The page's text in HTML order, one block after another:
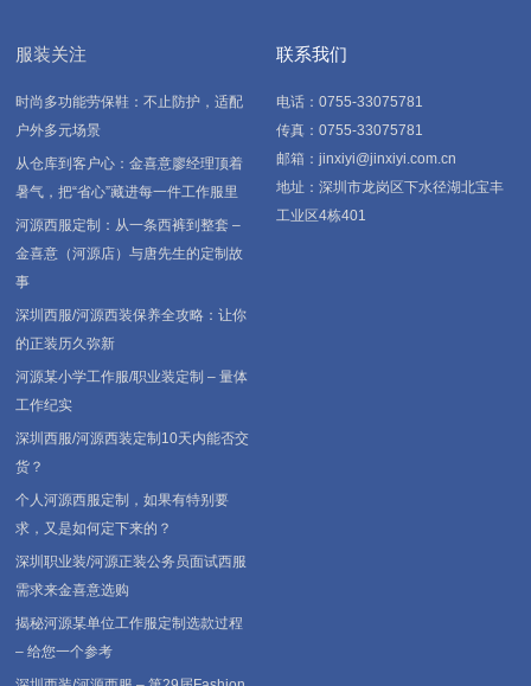
服装关注
时尚多功能劳保鞋：不止防护，适配
户外多元场景
从仓库到客户心：金喜意廖经理顶着
暑气，把“省心”藏进每一件工作服里
河源西服定制：从一条西裤到整套 –
金喜意（河源店）与唐先生的定制故
事
深圳西服/河源西装保养全攻略：让你
的正装历久弥新
河源某小学工作服/职业装定制 – 量体
工作纪实
深圳西服/河源西装定制10天内能否交
货？
个人河源西服定制，如果有特别要
求，又是如何定下来的？
深圳职业装/河源正装公务员面试西服
需求来金喜意选购
揭秘河源某单位工作服定制选款过程
– 给您一个参考
联系我们
电话：0755-33075781
传真：0755-33075781
邮箱：jinxiyi@jinxiyi.com.cn
地址：深圳市龙岗区下水径湖北宝丰
工业区4栋401